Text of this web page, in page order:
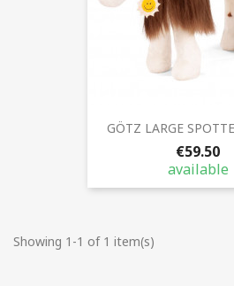
GÖTZ LARGE
€59.50
available
Showing 1-1 of 1 item(s)